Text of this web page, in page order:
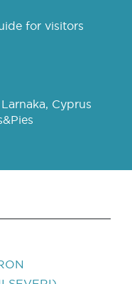
for visitors
Cyprus